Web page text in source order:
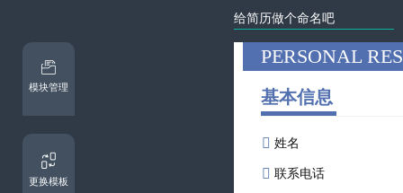
模块管理
更换模板
基本信息

